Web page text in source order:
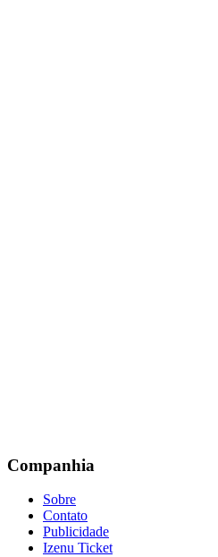
Companhia
Sobre
Contato
Publicidade
Izenu Ticket